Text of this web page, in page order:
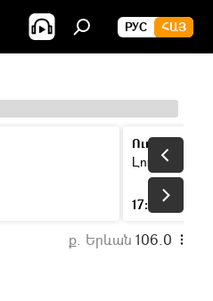
РУС ՀԱՅ
Ուղիղ եթեր
Լուրեր
17:00
ք. Երևան 106.0